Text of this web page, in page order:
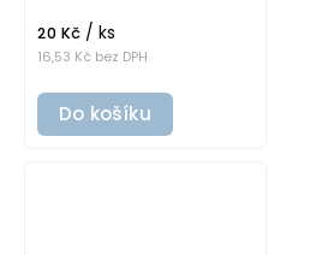
16,53 Kč bez DPH
20 Kč / ks
Do košíku